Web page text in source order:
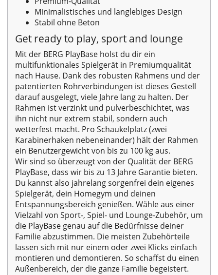
Minimalistisches und langlebiges Design
Stabil ohne Beton
Get ready to play, sport and lounge
Mit der BERG PlayBase holst du dir ein
multifunktionales Spielgerät in Premiumqualität
nach Hause. Dank des robusten Rahmens und der
patentierten Rohrverbindungen ist dieses Gestell
darauf ausgelegt, viele Jahre lang zu halten. Der
Rahmen ist verzinkt und pulverbeschichtet, was
ihn nicht nur extrem stabil, sondern auch
wetterfest macht. Pro Schaukelplatz (zwei
Karabinerhaken nebeneinander) hält der Rahmen
ein Benutzergewicht von bis zu 100 kg aus.
Wir sind so überzeugt von der Qualität der BERG
PlayBase, dass wir bis zu 13 Jahre Garantie bieten.
Du kannst also jahrelang sorgenfrei dein eigenes
Spielgerät, dein Homegym und deinen
Entspannungsbereich genießen. Wähle aus einer
Vielzahl von Sport-, Spiel- und Lounge-Zubehör, um
die PlayBase genau auf die Bedürfnisse deiner
Familie abzustimmen. Die meisten Zubehörteile
lassen sich mit nur einem oder zwei Klicks einfach
montieren und demontieren. So schaffst du einen
Außenbereich, der die ganze Familie begeistert.